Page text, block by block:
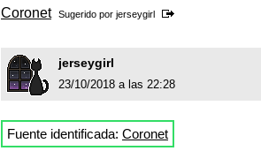
Coronet Sugerido por jerseygirl
jerseygirl
23/10/2018 a las 22:28
Fuente identificada: Coronet